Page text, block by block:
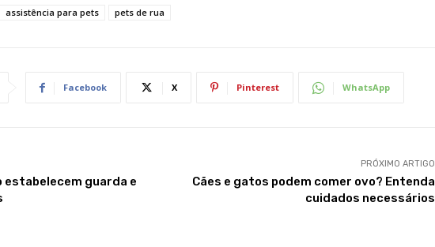
assistência para pets pets de rua
Facebook X Pinterest WhatsApp
guarda e
PRÓXIMO ARTIGO
Cães e gatos podem comer ovo? Entenda
cuidados necessários